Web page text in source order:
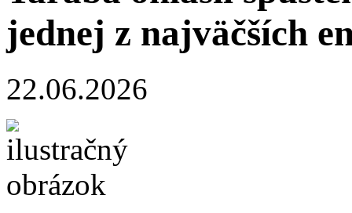
jednej z najväčších
22.06.2026